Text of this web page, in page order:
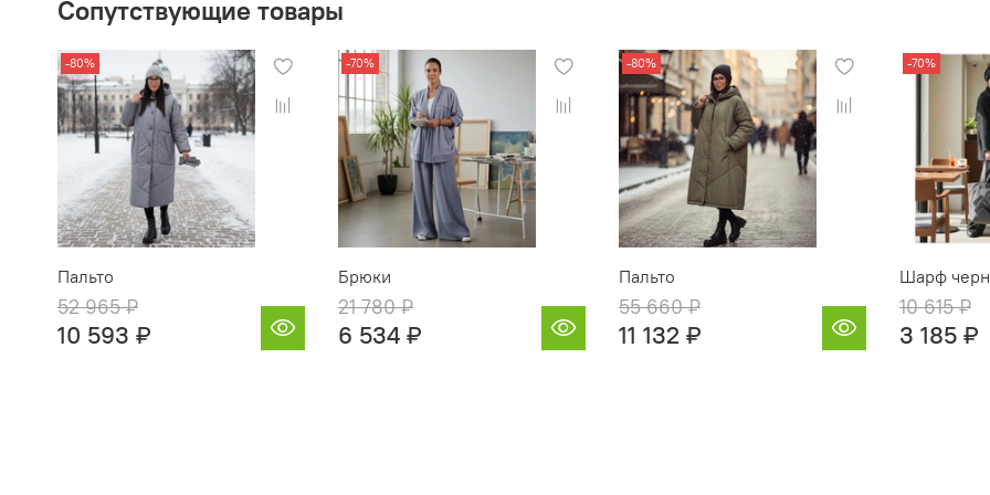
Сопутствующие товары
-80%
Пальто
52 965 ₽
10 593 ₽
-70%
Брюки
21 780 ₽
6 534 ₽
-80%
Пальто
55 660 ₽
11 132 ₽
-70%
Шарф
10 615 ₽
3 185 ₽